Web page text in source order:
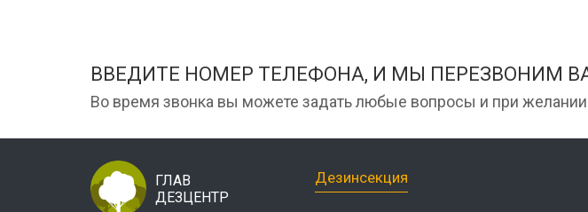
ВВЕДИТЕ НОМЕР ТЕЛЕФОНА, И МЫ ПЕРЕЗВОНИМ
Во время звонка вы можете задать любые вопросы и при желании
ГЛАВ
ДЕЗЦЕНТР
Дезинсекция